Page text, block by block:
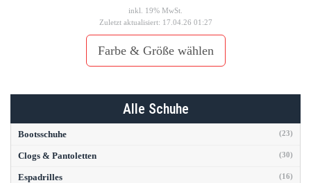
inkl. 19% MwSt.
Zuletzt aktualisiert: 17.04.26 01:27
Farbe & Größe wählen
Alle Schuhe
Bootsschuhe (23)
Clogs & Pantoletten (30)
Espadrilles (16)